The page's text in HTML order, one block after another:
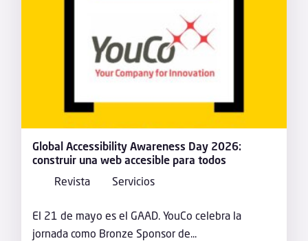
Global Accessibility Awareness Day 2026:
construir una web accesible para todos
Revista
Servicios
El 21 de mayo es el GAAD. YouCo celebra la
jornada como Bronze Sponsor de...